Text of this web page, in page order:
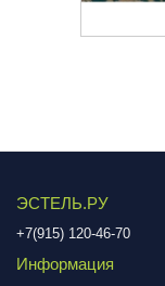
ЭСТЕЛЬ.РУ
+7(915) 120-46-70
Информация